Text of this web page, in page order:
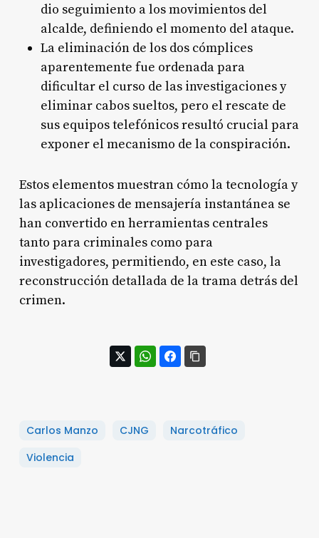
dio seguimiento a los movimientos del
alcalde, definiendo el momento del ataque.
La eliminación de los dos cómplices
aparentemente fue ordenada para
dificultar el curso de las investigaciones y
eliminar cabos sueltos, pero el rescate de
sus equipos telefónicos resultó crucial para
exponer el mecanismo de la conspiración.
Estos elementos muestran cómo la tecnología y
las aplicaciones de mensajería instantánea se
han convertido en herramientas centrales
tanto para criminales como para
investigadores, permitiendo, en este caso, la
reconstrucción detallada de la trama detrás del
crimen.
Carlos Manzo CJNG
Narcotráfico
Violencia